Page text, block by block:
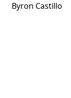
Byron Castillo